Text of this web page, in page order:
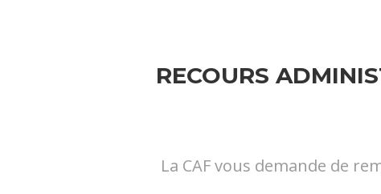
RECOURS
La CAF vous demande de